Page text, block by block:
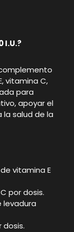
I.U.?
complemento
vitamina C,
para
apoyar el
la salud de la
vitamina E
por dosis.
levadura
dosis.